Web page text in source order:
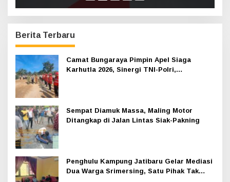
Berita Terbaru
Camat Bungaraya Pimpin Apel Siaga
Karhutla 2026, Sinergi TNI-Polri,
Sempat Diamuk Massa, Maling Motor
Ditangkap di Jalan Lintas Siak-Pakning
Penghulu Kampung Jatibaru Gelar Mediasi
Dua Warga Srimersing, Satu Pihak Tak